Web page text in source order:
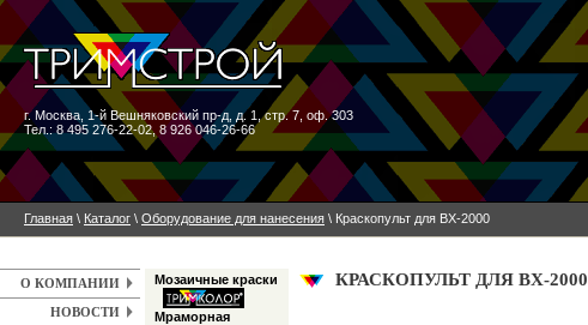
Главная \ Каталог \ Оборудование для нанесения \ Краскопульт для ВХ-2000
КРАСКОПУЛЬТ ДЛЯ ВХ-2000
О КОМПАНИИ
НОВОСТИ
Мозаичные краски
Мраморная
г. Москва 1-й Вешняковский пр-д, д. 1, стр. 7, оф. 303
Тел.: 8 495 276-22-02, 8 926 046-26-66